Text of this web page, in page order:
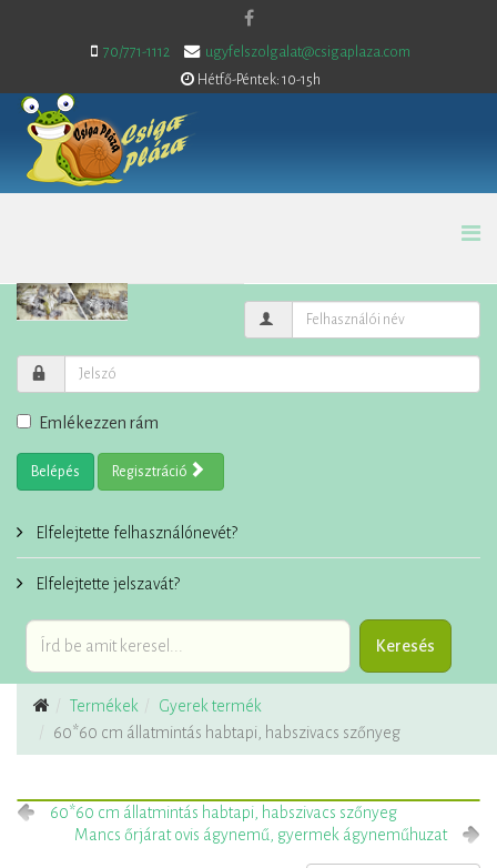
70/771-1112
ugyfelszolgalat@csigaplaza.com
Hétfő-Péntek: 10-15h
Emlékezzen rám
Belépés Regisztráció
Elfelejtette felhasználónevét?
Elfelejtette jelszavát?
Termékek
Gyerek termék
60*60 cm állatmintás habtapi, habszivacs szőnyeg
60*60 cm állatmintás habtapi, habszivacs szőnyeg
Mancs őrjárat ovis ágynemű, gyermek ágyneműhuzat